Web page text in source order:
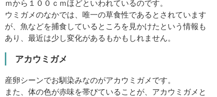
ｍから１００ｃｍほどといわれているのです。
ウミガメのなかでは、唯一の草食性であるとされています
が、魚などを捕食しているところを見かけたという情報も
あり、最近は少し変化があるもかもしれません。
アカウミガメ
産卵シーンでお馴染みなのがアカウミガメです。
また、体の色が赤味を帯びていることが、アカウミガメと